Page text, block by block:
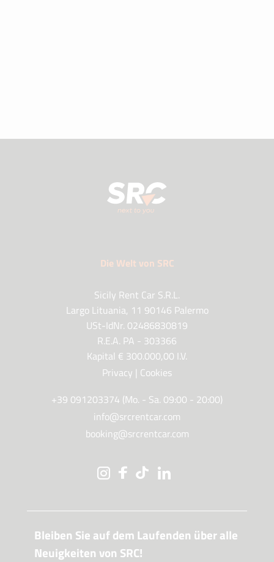
Die Welt von SRC
Sicily Rent Car S.R.L.
Largo Lituania, 11 90146 Palermo
USt-IdNr. 02486830819
R.E.A. PA - 303366
Kapital € 300.000,00 I.V.
Privacy | Cookies
+39 091203374 (Mo. - Sa. 09:00 - 20:00)
info@srcrentcar.com
booking@srcrentcar.com
Bleiben Sie auf dem Laufenden über alle
Neuigkeiten von SRC!